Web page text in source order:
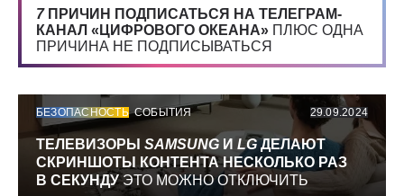
7 ПРИЧИН ПОДПИСАТЬСЯ НА ТЕЛЕГРАМ-
КАНАЛ «ЦИФРОВОГО ОКЕАНА» ПЛЮС ОДНА
ПРИЧИНА НЕ ПОДПИСЫВАТЬСЯ
БЕЗОПАСНОСТЬ СОБЫТИЯ 29.09.2024
ТЕЛЕВИЗОРЫ SAMSUNG И LGДЕЛАЮТ
СКРИНШОТЫ КОНТЕНТА НЕСКОЛЬКО РАЗ
В СЕКУНДУЭТО МОЖНО ОТКЛЮЧИТЬ